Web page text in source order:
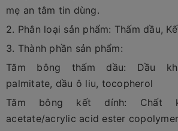
mẹ an tâm tin dùng.
2. Phân loại sản phẩm: Thấm dầu,
3. Thành phần sản phẩm:
Tăm bông thấm dầu: Dầu
palmitate, dầu ô liu, tocopherol
Tăm bông kết dính: Chất
acetate/acrylic acid ester copolymer